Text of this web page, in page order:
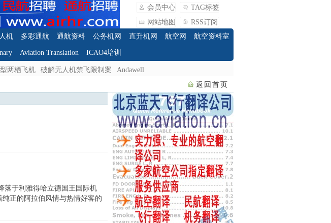
会员中心
TAG标签
网站地图
RSS订阅
机 多彩通航 通航资料 公务机网 直升机网 航空网 航空资料室
Aviation Translation ICAO4培训
两栖飞机 破解无人机禁飞限制案
Andawell
返回首页
落于利雅得哈立德国王国际机
正的阿拉伯风情与热情好客的